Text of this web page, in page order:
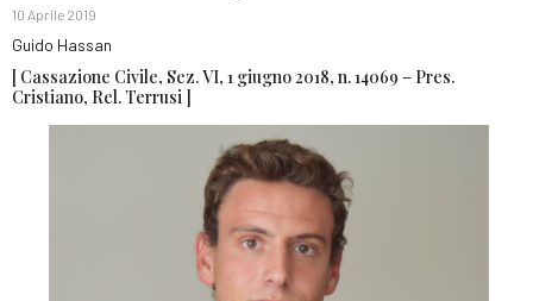
10 Aprile 2019
Guido Hassan
[ Cassazione Civile, Sez. VI, 1 giugno 2018, n. 14069 – Pres.
Cristiano, Rel. Terrusi ]